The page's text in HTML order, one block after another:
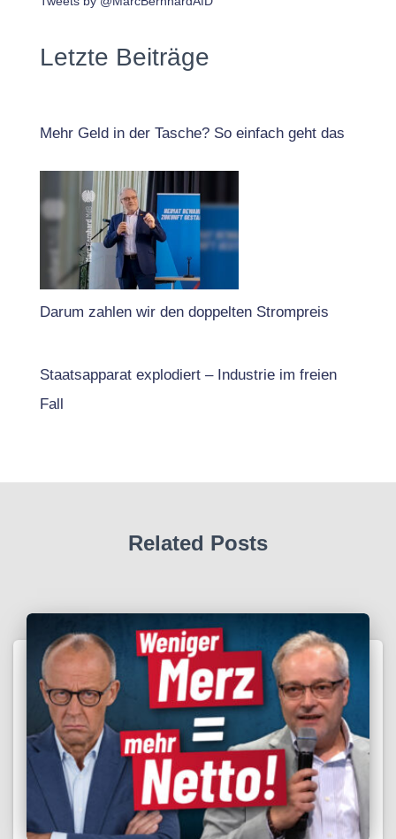
Letzte Beiträge
Mehr Geld in der Tasche? So einfach geht das
Darum zahlen wir den doppelten Strompreis
Staatsapparat explodiert – Industrie im freien
Fall
Related Posts